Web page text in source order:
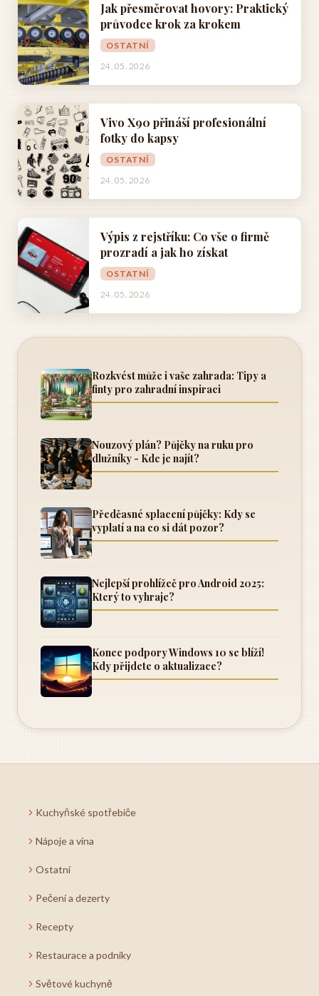
Jak přesměrovat hovory: Praktický
průvodce krok za krokem
OSTATNÍ
24. 05. 2026
Vivo X90 přináší profesionální
fotky do kapsy
OSTATNÍ
24. 05. 2026
Výpis z rejstříku: Co vše o firmě
prozradí a jak ho získat
OSTATNÍ
24. 05. 2026
Rozkvést může i vaše zahrada: Tipy a
finty pro zahradní inspiraci
Nouzový plán? Půjčky na ruku pro
dlužníky - Kde je najít?
Předčasné splacení půjčky: Kdy se
vyplatí a na co si dát pozor?
Nejlepší prohlížeč pro Android 2025:
Který to vyhraje?
Konec podpory Windows 10 se blíží!
Kdy přijdete o aktualizace?
Kuchyňské spotřebiče
Nápoje a vína
Ostatní
Pečení a dezerty
Recepty
Restaurace a podniky
Světové kuchyně